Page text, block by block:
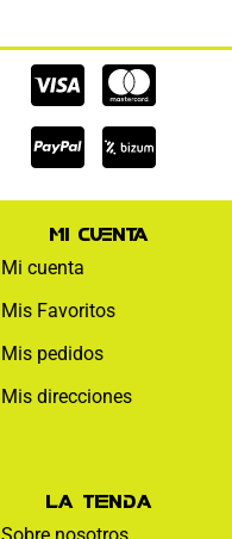
Cc-
visa
Cc-
Cc-
paypal
Mi cuenta
Mi cuenta
Mis Favoritos
Mis pedidos
Mis direcciones
La tienda